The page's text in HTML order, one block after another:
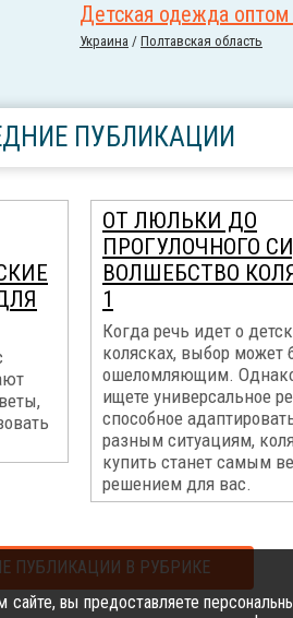
Детская одежда оптом
Украина / Полтавская область
ПУБЛИКАЦИИ
ОТ ЛЮЛЬКИ ДО
ПРОГУЛОЧНОГО
ВОЛШЕБСТВО
1
Когда речь идет о
колясках, выбор может
ошеломляющим.
ищете универсальное
способное
разным ситуациям,
купить станет самым
решением для вас.
ПУБЛИКАЦИИ В РУБРИКЕ
вы предоставляете